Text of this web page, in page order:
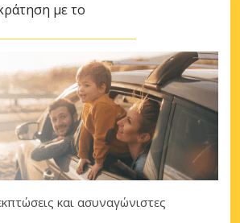
με το
και ασυναγώνιστες